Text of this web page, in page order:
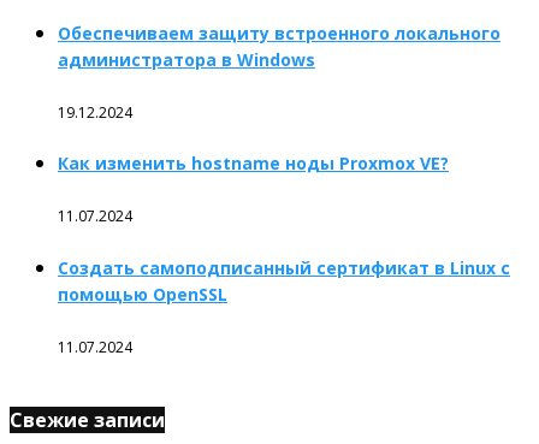
Обеспечиваем защиту встроенного локального
администратора в Windows
19.12.2024
Как изменить hostname ноды Proxmox VE?
11.07.2024
Создать самоподписанный сертификат в Linux с
помощью OpenSSL
11.07.2024
Свежие записи